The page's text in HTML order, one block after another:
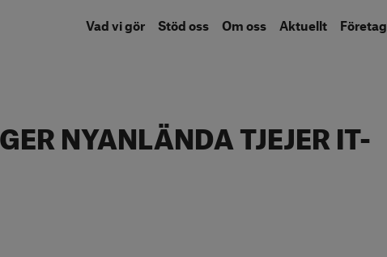
Vad vi gör
Stöd oss Om oss Aktuellt Företag
NYANLÄNDA TJEJER IT-